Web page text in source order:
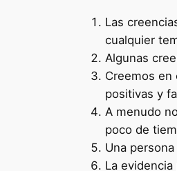
Las
cualquier
Algunas
Creemos en
positivas y
A menudo
poco de
Una
La